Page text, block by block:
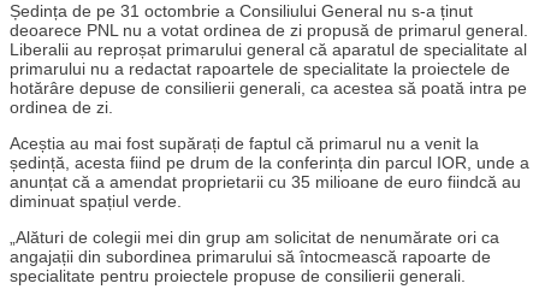
Ședința de pe 31 octombrie a Consiliului General nu s-a ținut
deoarece PNL nu a votat ordinea de zi propusă de primarul general.
Liberalii au reproșat primarului general că aparatul de specialitate al
primarului nu a redactat rapoartele de specialitate la proiectele de
hotărâre depuse de consilierii generali, ca acestea să poată intra pe
ordinea de zi.
Aceștia au mai fost supărați de faptul că primarul nu a venit la
ședință, acesta fiind pe drum de la conferința din parcul IOR, unde a
anunțat că a amendat proprietarii cu 35 milioane de euro fiindcă au
diminuat spațiul verde.
„Alături de colegii mei din grup am solicitat de nenumărate ori ca
angajații din subordinea primarului să întocmească rapoarte de
specialitate pentru proiectele propuse de consilierii generali.